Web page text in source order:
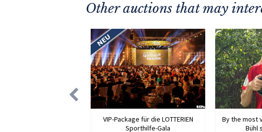
Other auctions that may
VIP-Package für die LOTTERIEN
Sporthilfe-Gala
By the most
Bühl